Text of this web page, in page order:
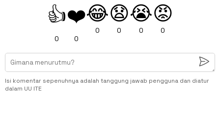
👍
0
❤️
0
😂
0
😧
0
😭
0
😡
0
Isi komentar sepenuhnya adalah tanggung jawab pengguna dan diatur
dalam UU ITE